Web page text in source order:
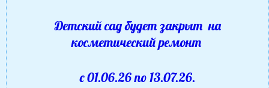
Детский сад будет закрыт на
косметический ремонт
с 01.06.26 по 13.07.26.